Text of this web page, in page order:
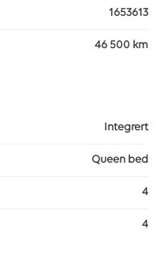
1653613
46 500 km
Integrert
Queen bed
4
4